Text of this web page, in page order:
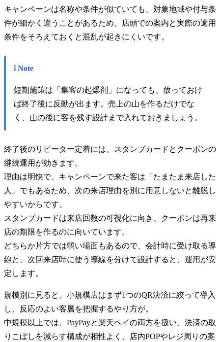
キャンペーンは名称や条件が似ていても、対象地域や付与条
件が細かく違うことがあるため、店頭での案内と実際の適用
条件をそろえておくと混乱が起きにくいです。
ℹ️ Note
短期施策は「集客の起爆剤」になっても、放っておけ
ば終了後に反動が出ます。売上の山を作るだけでな
く、山の後に客を残す設計まで入れておきましょう。
終了後のリピーター定着には、スタンプカードとクーポンの
継続運用が効きます。
理由は明快で、キャンペーンで来た客は「たまたま来店した
人」でもあるため、次の来店理由を別に用意しないと離脱し
やすいからです。
スタンプカードは来店回数の可視化に向き、クーポンは再来
店の期限を作るのに向いています。
どちらか片方では弱い場面もあるので、会計時に受け取る導
線と、次回来店時に使う導線を分けて設計すると、運用が安
定します。
規模別に見ると、小規模店はまず1つのQR決済に絞って導入
し、反応のよい客層を把握するやり方が。
中規模以上では、PayPayと楽天ペイの両方を扱い、決済の取
りこぼしを減らす構成が相性よく、店内POPやレジ周りの案